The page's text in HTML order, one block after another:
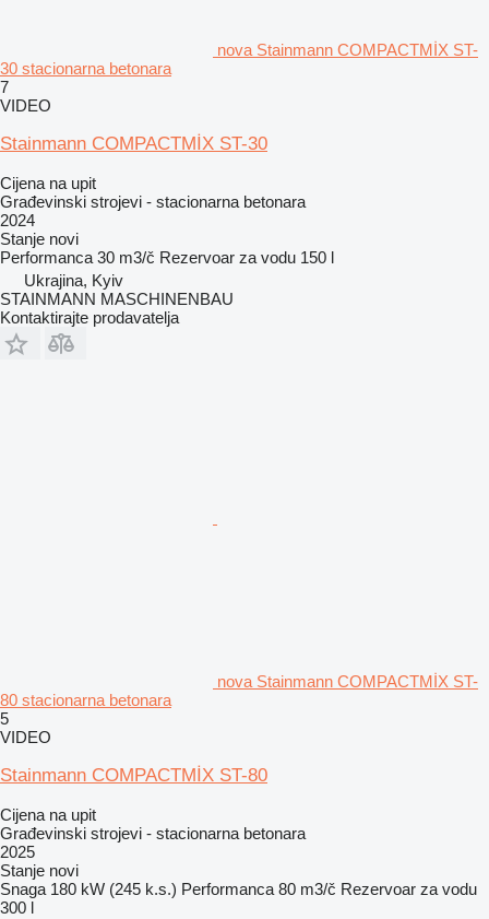
nova Stainmann COMPACTMİX ST-
30 stacionarna betonara
7
VIDEO
Stainmann COMPACTMİX ST-30
Cijena na upit
Građevinski strojevi - stacionarna betonara
2024
Stanje novi
Performanca 30 m3/č Rezervoar za vodu 150 l
Ukrajina, Kyiv
STAINMANN MASCHINENBAU
Kontaktirajte prodavatelja
nova Stainmann COMPACTMİX ST-
80 stacionarna betonara
5
VIDEO
Stainmann COMPACTMİX ST-80
Cijena na upit
Građevinski strojevi - stacionarna betonara
2025
Stanje novi
Snaga 180 kW (245 k.s.) Performanca 80 m3/č Rezervoar za vodu
300 l